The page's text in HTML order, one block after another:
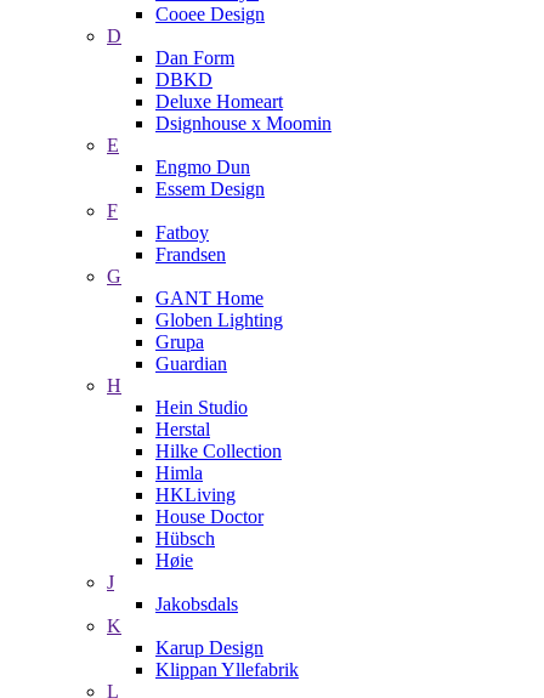
Cooee Design
D
Dan Form
DBKD
Deluxe Homeart
Dsignhouse x Moomin
E
Engmo Dun
Essem Design
F
Fatboy
Frandsen
G
GANT Home
Globen Lighting
Grupa
Guardian
H
Hein Studio
Herstal
Hilke Collection
Himla
HKLiving
House Doctor
Hübsch
Høie
J
Jakobsdals
K
Karup Design
Klippan Yllefabrik
L